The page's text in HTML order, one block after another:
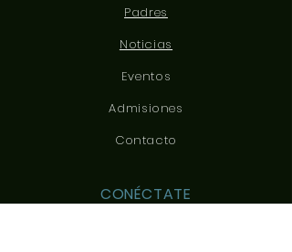
Padres
Noticias
Eventos
Admisiones
Contacto
CONÉCTATE